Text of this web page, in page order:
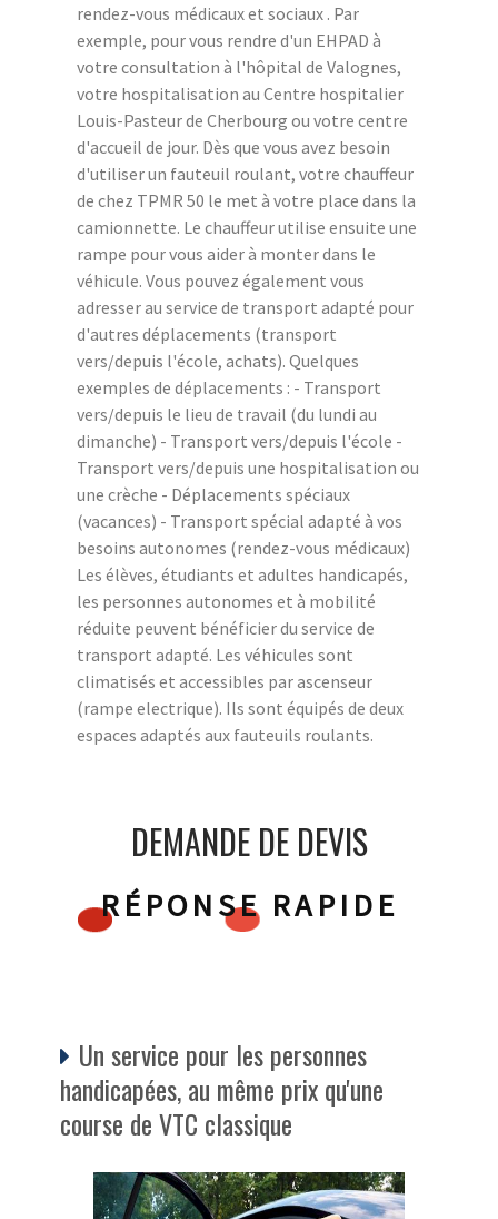
rendez-vous médicaux et sociaux . Par
exemple, pour vous rendre d'un EHPAD à
votre consultation à l'hôpital de Valognes,
votre hospitalisation au Centre hospitalier
Louis-Pasteur de Cherbourg ou votre centre
d'accueil de jour. Dès que vous avez besoin
d'utiliser un fauteuil roulant, votre chauffeur
de chez TPMR 50 le met à votre place dans la
camionnette. Le chauffeur utilise ensuite une
rampe pour vous aider à monter dans le
véhicule. Vous pouvez également vous
adresser au service de transport adapté pour
d'autres déplacements (transport
vers/depuis l'école, achats). Quelques
exemples de déplacements : - Transport
vers/depuis le lieu de travail (du lundi au
dimanche) - Transport vers/depuis l'école -
Transport vers/depuis une hospitalisation ou
une crèche - Déplacements spéciaux
(vacances) - Transport spécial adapté à vos
besoins autonomes (rendez-vous médicaux)
Les élèves, étudiants et adultes handicapés,
les personnes autonomes et à mobilité
réduite peuvent bénéficier du service de
transport adapté. Les véhicules sont
climatisés et accessibles par ascenseur
(rampe electrique). Ils sont équipés de deux
espaces adaptés aux fauteuils roulants.
DEMANDE DE DEVIS
RÉPONSE RAPIDE
Un service pour les personnes
handicapées, au même prix qu'une
course de VTC classique